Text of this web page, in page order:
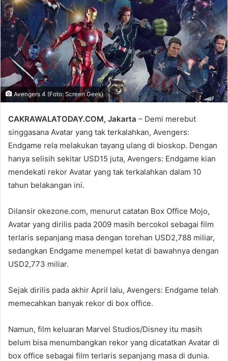
Avengers 4 (Foto: Screen Geek)
CAKRAWALATODAY.COM, Jakarta – Demi merebut
singgasana Avatar yang tak terkalahkan, Avengers:
Endgame rela melakukan tayang ulang di bioskop. Dengan
hanya selisih sekitar USD15 juta, Avengers: Endgame kian
mendekati rekor Avatar yang tak terkalahkan dalam 10
tahun belakangan ini.
Dilansir okezone.com, menurut catatan Box Office Mojo,
Avatar yang dirilis pada 2009 masih bercokol sebagai film
terlaris sepanjang masa dengan torehan USD2,788 miliar,
sedangkan Endgame menempel ketat di bawahnya dengan
USD2,773 miliar.
Sejak dirilis pada akhir April lalu, Avengers: Endgame telah
memecahkan banyak rekor di box office.
Namun, film keluaran Marvel Studios/Disney itu masih
belum bisa menumbangkan rekor yang dicatatkan Avatar di
box office sebagai film terlaris sepanjang masa di dunia.